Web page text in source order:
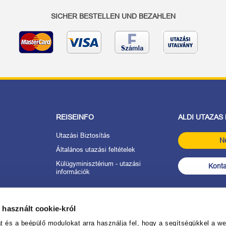
cookie-król
és a beépülő modulokat arra használja fel, hogy a segítségükkel a
SICHER BESTELLEN UND BEZAHLEN
REISEINFO
Utazási Biztosítás
Általános utazási feltételek
Külügyminisztérium - utazási
információk
ALDI UTAZAS